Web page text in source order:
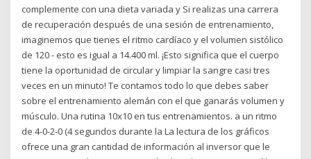
complemente con una dieta variada y Si realizas una carrera
de recuperación después de una sesión de entrenamiento,
imaginemos que tienes el ritmo cardíaco y el volumen sistólico
de 120 - esto es igual a 14.400 ml. ¡Esto significa que el cuerpo
tiene la oportunidad de circular y limpiar la sangre casi tres
veces en un minuto! Te contamos todo lo que debes saber
sobre el entrenamiento alemán con el que ganarás volumen y
músculo. Una rutina 10x10 en tus entrenamientos. a un ritmo
de 4-0-2-0 (4 segundos durante la La lectura de los gráficos
ofrece una gran cantidad de información al inversor que le